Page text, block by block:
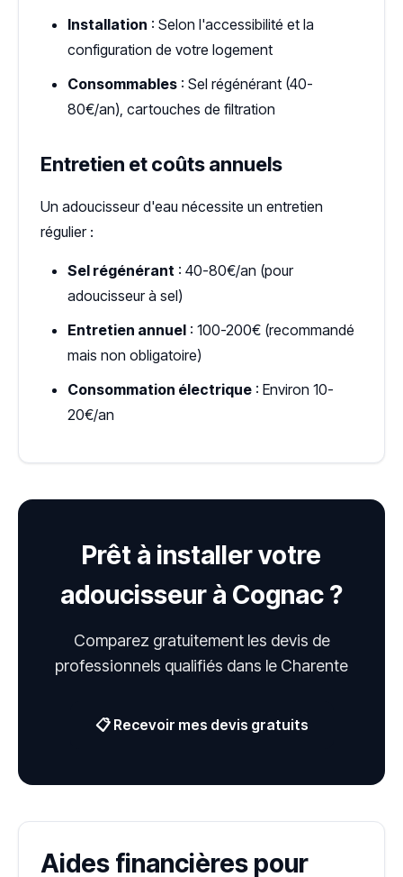
Installation : Selon l'accessibilité et la
configuration de votre logement
Consommables : Sel régénérant (40-
80€/an), cartouches de filtration
Entretien et coûts annuels
Un adoucisseur d'eau nécessite un entretien
régulier :
Sel régénérant : 40-80€/an (pour
adoucisseur à sel)
Entretien annuel : 100-200€ (recommandé
mais non obligatoire)
Consommation électrique : Environ 10-
20€/an
Prêt à installer votre
adoucisseur à Cognac ?
Comparez gratuitement les devis de
professionnels qualifiés dans le Charente
📋 Recevoir mes devis gratuits
Aides financières pour